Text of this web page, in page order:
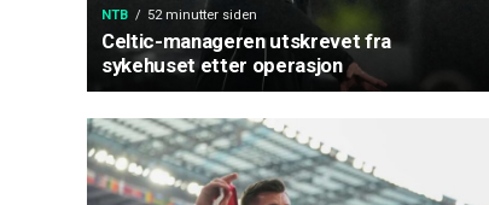
NTB 52 minutter siden
Celtic-manageren utskrevet fra
sykehuset etter operasjon